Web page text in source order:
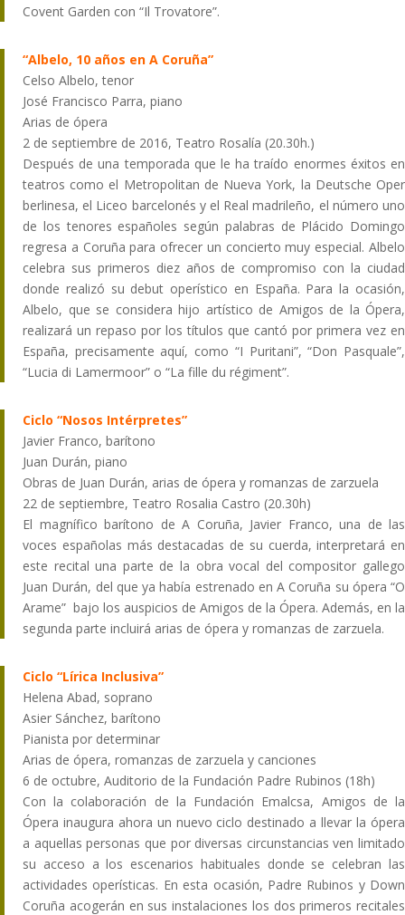
Covent Garden con “Il Trovatore”.
“Albelo, 10 años en A Coruña”
Celso Albelo, tenor
José Francisco Parra, piano
Arias de ópera
2 de septiembre de 2016, Teatro Rosalía (20.30h.)
Después de una temporada que le ha traído enormes éxitos en
teatros como el Metropolitan de Nueva York, la Deutsche Oper
berlinesa, el Liceo barcelonés y el Real madrileño, el número uno
de los tenores españoles según palabras de Plácido Domingo
regresa a Coruña para ofrecer un concierto muy especial. Albelo
celebra sus primeros diez años de compromiso con la ciudad
donde realizó su debut operístico en España. Para la ocasión,
Albelo, que se considera hijo artístico de Amigos de la Ópera,
realizará un repaso por los títulos que cantó por primera vez en
España, precisamente aquí, como “I Puritani”, “Don Pasquale”,
“Lucia di Lamermoor” o “La fille du régiment”.
Ciclo “Nosos Intérpretes”
Javier Franco, barítono
Juan Durán, piano
Obras de Juan Durán, arias de ópera y romanzas de zarzuela
22 de septiembre, Teatro Rosalia Castro (20.30h)
El magnífico barítono de A Coruña, Javier Franco, una de las
voces españolas más destacadas de su cuerda, interpretará en
este recital una parte de la obra vocal del compositor gallego
Juan Durán, del que ya había estrenado en A Coruña su ópera “O
Arame” bajo los auspicios de Amigos de la Ópera. Además, en la
segunda parte incluirá arias de ópera y romanzas de zarzuela.
Ciclo “Lírica Inclusiva”
Helena Abad, soprano
Asier Sánchez, barítono
Pianista por determinar
Arias de ópera, romanzas de zarzuela y canciones
6 de octubre, Auditorio de la Fundación Padre Rubinos (18h)
Con la colaboración de la Fundación Emalcsa, Amigos de la
Ópera inaugura ahora un nuevo ciclo destinado a llevar la ópera
a aquellas personas que por diversas circunstancias ven limitado
su acceso a los escenarios habituales donde se celebran las
actividades operísticas. En esta ocasión, Padre Rubinos y Down
Coruña acogerán en sus instalaciones los dos primeros recitales